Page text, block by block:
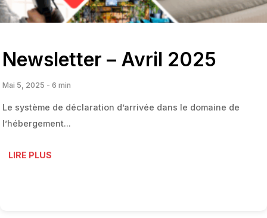
Newsletter – Avril 2025
Mai 5, 2025 - 6 min
Le système de déclaration d’arrivée dans le domaine de
l’hébergement...
LIRE PLUS